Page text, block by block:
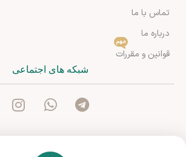
تماس با ما
درباره ما
قوانین و مقررات
مهم
شبکه های اجتماعی